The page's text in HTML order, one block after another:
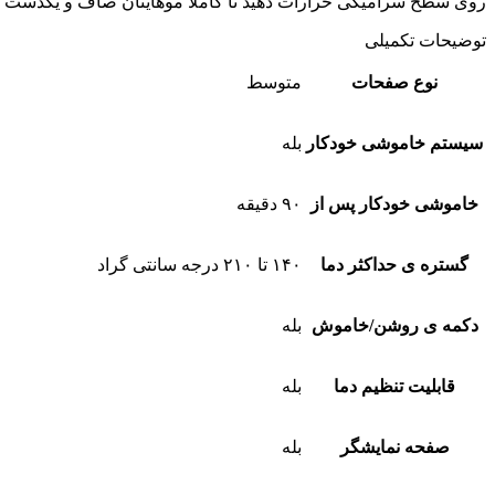
توضیحات تکمیلی
نوع صفحات متوسط
سیستم خاموشی خودکار بله
خاموشی خودکار پس از ۹۰ دقیقه
گستره ی حداکثر دما ۱۴۰ تا ۲۱۰ درجه سانتی گراد
دکمه ی روشن/خاموش بله
قابلیت تنظیم دما بله
صفحه نمایشگر بله